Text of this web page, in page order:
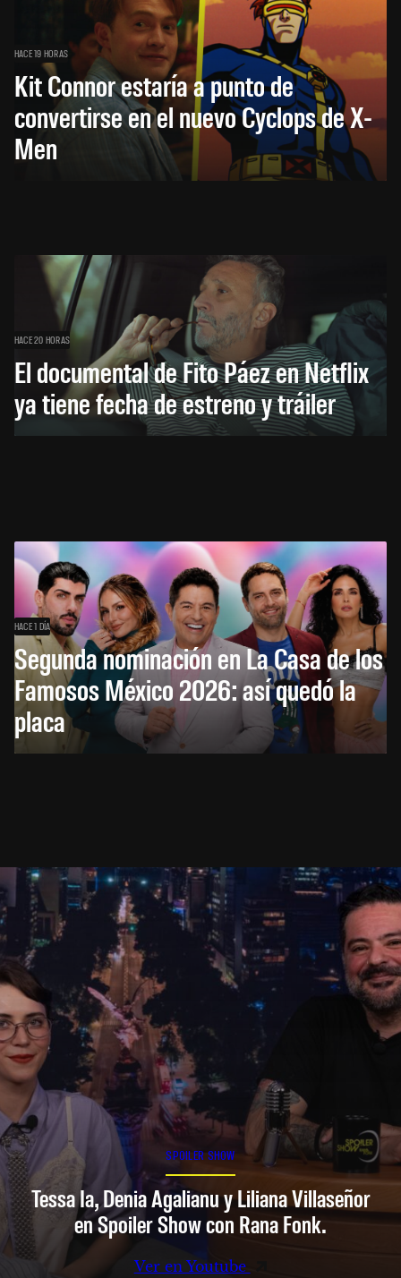
HACE 19 HORAS
Kit Connor estaría a punto de
convertirse en el nuevo Cyclops de X-
Men
HACE 20 HORAS
El documental de Fito Páez en Netflix
ya tiene fecha de estreno y tráiler
HACE 1 DÍA
Segunda nominación en La Casa de los
Famosos México 2026: así quedó la
placa
SPOILER SHOW
Tessa Ia, Denia Agalianu y Liliana Villaseñor
en Spoiler Show con Rana Fonk.
Ver en Youtube